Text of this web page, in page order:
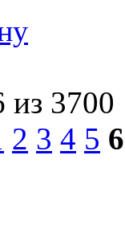
3700
2 3 4 5 6